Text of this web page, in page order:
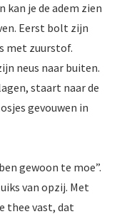
kan je de adem zien
Eerst bolt zijn
met zuurstof.
neus naar buiten.
staart naar de
gevouwen in
gewoon te moe”.
van opzij. Met
thee vast, dat